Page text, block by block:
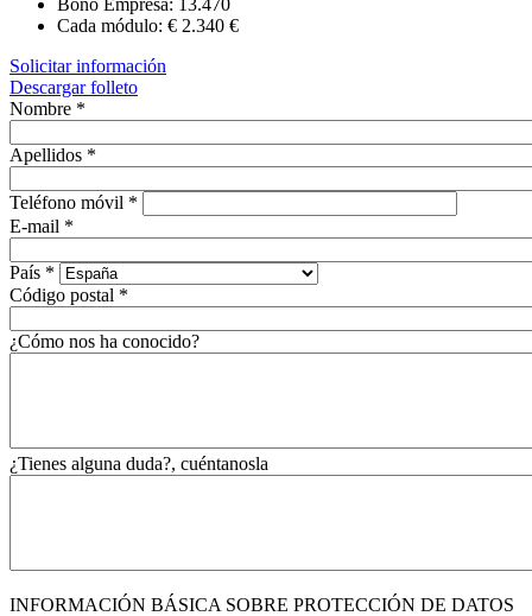
Cada módulo: € 2.340 €
Solicitar información
Descargar folleto
Nombre *
Apellidos *
Teléfono móvil *
E-mail *
País *
Código postal *
¿Cómo nos ha conocido?
¿Tienes alguna duda?, cuéntanosla
INFORMACIÓN BÁSICA SOBRE PROTECCIÓN DE DATOS